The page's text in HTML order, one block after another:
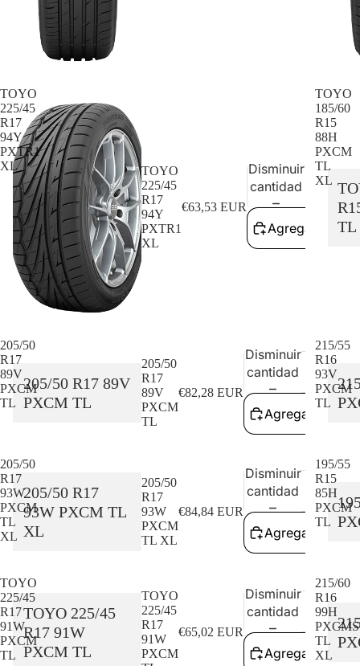
TOYO
225/45
R17
94Y
PXTR1
XL
TOYO
225/45
R17
94Y
PXTR1
XL
€63,53 EUR
Disminuir
cantidad
Agregar al
TOYO
185/60
R15
88H
PXCM
TL
XL
205/50
R17
89V
PXCM
TL
205/50 R17 89V
PXCM TL
205/50
R17
89V
PXCM
TL
€82,28 EUR
Disminuir
cantidad
Agregar al
215/55
R16
93V
PXCM
TL
205/50
R17
93W
PXCM
TL
XL
205/50 R17
93W PXCM TL
XL
205/50
R17
93W
PXCM
TL XL
€84,84 EUR
Disminuir
cantidad
Agregar al
195/55
R15
85H
PXCM
TL
TOYO
225/45
R17
91W
PXCM
TL
TOYO 225/45
R17 91W
PXCM TL
TOYO
225/45
R17
91W
PXCM
€65,02 EUR
Disminuir
cantidad
Agregar al
215/60
R16
99H
PXCMS
TL
XL